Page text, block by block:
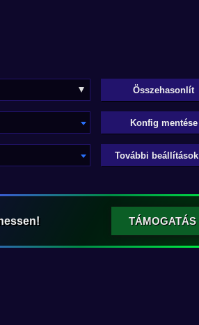
Konfig mentése
További beállítások
TÁMOGATÁS